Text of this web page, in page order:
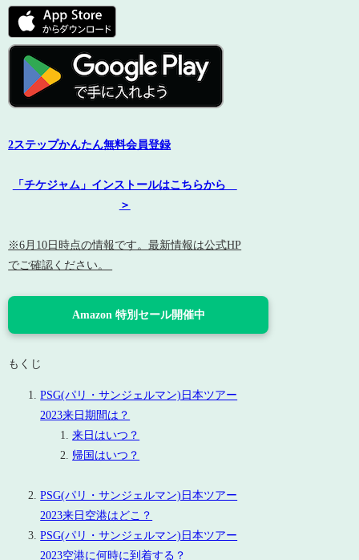
2ステップかんたん無料会員登録
「チケジャム」インストールはこちらから
＞
※6月10日時点の情報です。最新情報は公式HP
でご確認ください。
Amazon 特別セール開催中
もくじ
PSG(パリ・サンジェルマン)日本ツアー
2023来日期間は？
来日はいつ？
帰国はいつ？
PSG(パリ・サンジェルマン)日本ツアー
2023来日空港はどこ？
PSG(パリ・サンジェルマン)日本ツアー
2023空港に何時に到着する？